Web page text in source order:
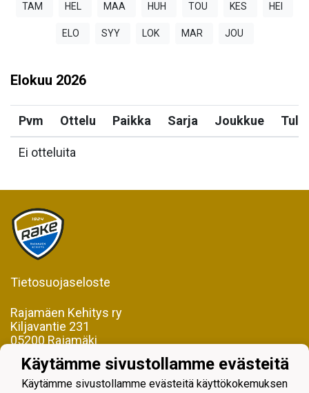
TAM HEL MAA HUH TOU KES HEI
ELO SYY LOK MAR JOU
Elokuu 2026
Pvm Ottelu Paikka Sarja Joukkue
Ei otteluita
Tietosuojaseloste
Rajamäen Kehitys ry
Kiljavantie 231
05200 Rajamäki
Y-tunnus 0598128-2
Käytämme sivustollamme evästeitä
Käytämme sivustollamme evästeitä käyttökokemuksen